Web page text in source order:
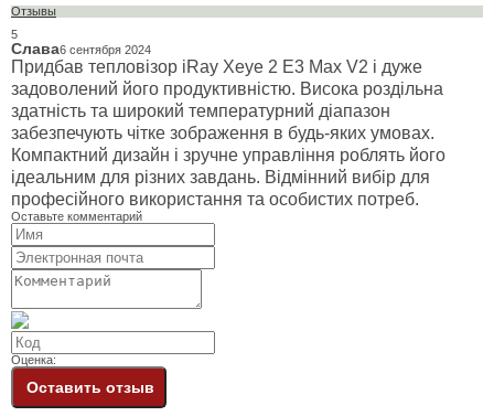
Отзывы
5
Слава6 сентября 2024
Придбав тепловізор iRay Xeye 2 E3 Max V2 і дуже
задоволений його продуктивністю. Висока роздільна
здатність та широкий температурний діапазон
забезпечують чітке зображення в будь-яких умовах.
Компактний дизайн і зручне управління роблять його
ідеальним для різних завдань. Відмінний вибір для
професійного використання та особистих потреб.
Оставьте комментарий
Оценка:
Оставить отзыв